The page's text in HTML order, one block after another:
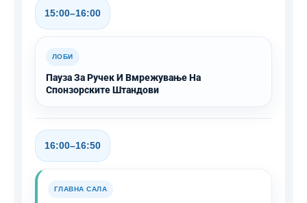
15:00–16:00
ЛОБИ
Пауза За Ручек И Вмрежување На
Спонзорските Штандови
16:00–16:50
ГЛАВНА САЛА